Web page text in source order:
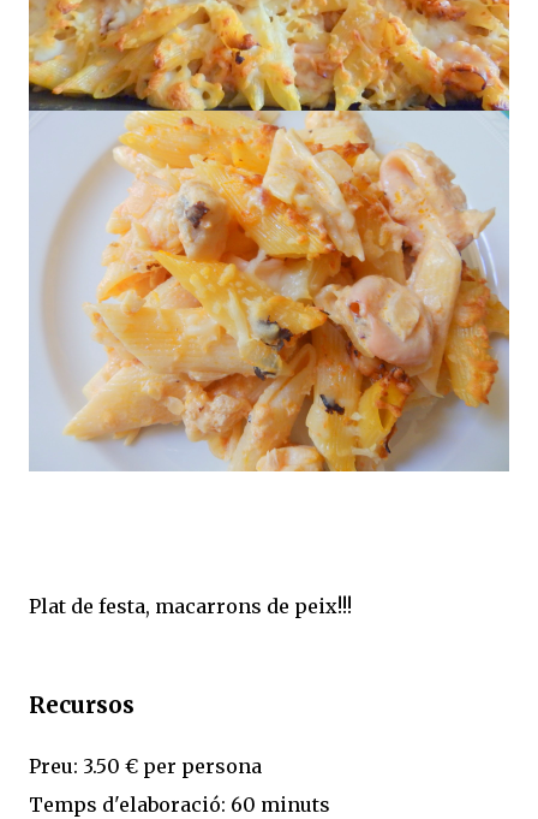
Plat de festa, macarrons de peix!!!
Recursos
Preu: 3.50 € per persona
Temps d'elaboració: 60 minuts